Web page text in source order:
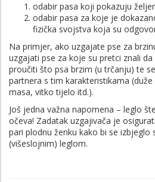
odabir pasa koji pokazuju
odabir pasa za koje je
fizička svojstva koja su
Na primjer, ako uzgajate pse za
uzgajati pse za koje su pretci znali
proučiti što psa brzim (u trčanju) te
partnera s tim karakteristikama
masa, vitko tijelo itd.).
Još jedna važna napomena – leglo
očeva! Zadatak uzgajivača je
pari plodnu ženku kako bi se izbjeglo
(višeslojnim) leglom.